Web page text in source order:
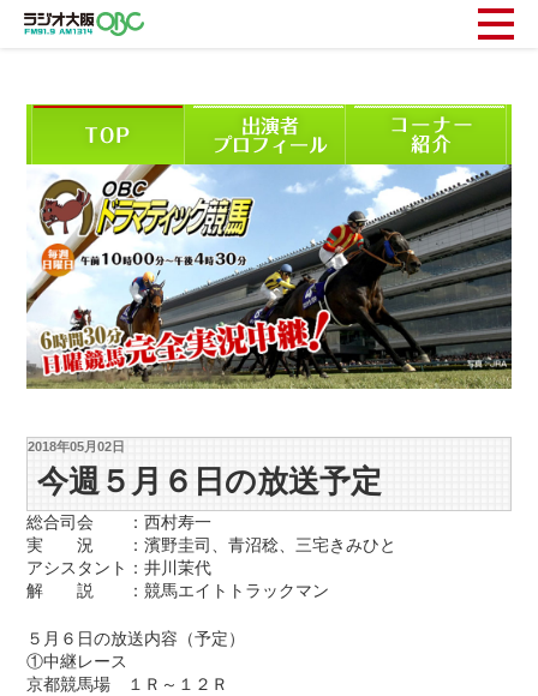
2018年05月02日
今週５月６日の放送予定
総合司会 ：西村寿一
実 況 ：濱野圭司、青沼稔、三宅きみひと
アシスタント：井川茉代
解 説 ：競馬エイトトラックマン
５月６日の放送内容（予定）
①中継レース
京都競馬場 １Ｒ～１２Ｒ